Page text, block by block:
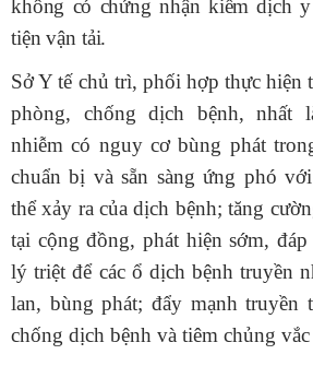
không có chứng nhận kiểm dịch
tiện vận tải.
Sở Y tế chủ trì, phối hợp thực hiện
phòng, chống dịch bệnh, nhất
nhiễm có nguy cơ bùng phát
chuẩn bị và sẵn sàng ứng phó
thể xảy ra của dịch bệnh; tăng
tại cộng đồng, phát hiện sớm,
lý triệt để các ổ dịch bệnh truyền
lan, bùng phát; đẩy mạnh truyền
chống dịch bệnh và tiêm chủng